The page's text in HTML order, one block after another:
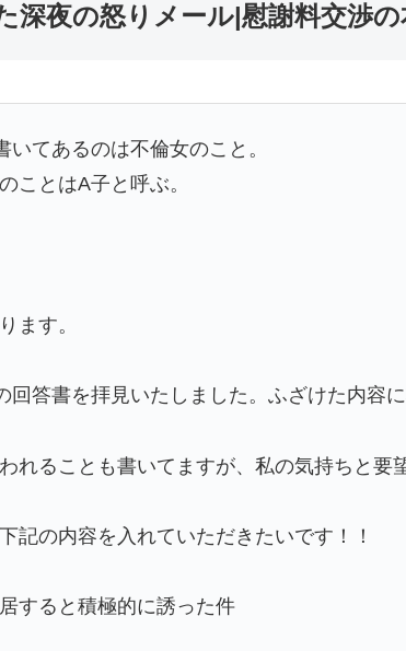
深夜の怒りメール|慰謝料交渉の
てあるのは不倫女のこと。
ことはA子と呼ぶ。
ます。
回答書を拝見いたしました。ふざけた内容
れることも書いてますが、私の気持ちと要
記の内容を入れていただきたいです！！
すると積極的に誘った件